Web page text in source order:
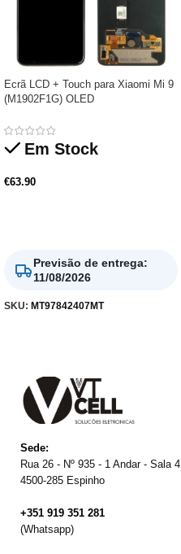
Ecrã LCD + Touch para Xiaomi Mi 9
(M1902F1G) OLED
Em Stock
€63.90
Previsão de entrega:
11/08/2026
SKU: MT97842407MT
Sede:
Rua 26 - Nº 935 - 1 Andar - Sala 4
4500-285 Espinho
+351 919 351 281
(Whatsapp)